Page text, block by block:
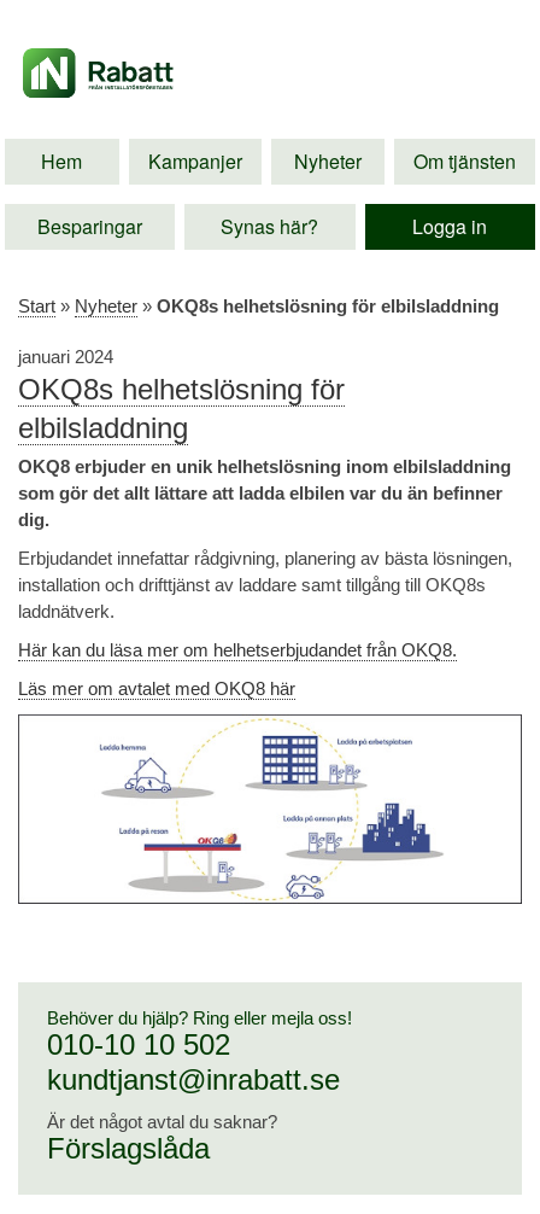
Hem Kampanjer Nyheter Om tjänsten
Besparingar Synas här? Logga in
Start » Nyheter » OKQ8s helhetslösning för elbilsladdning
januari 2024
OKQ8s helhetslösning för
elbilsladdning
OKQ8 erbjuder en unik helhetslösning inom elbilsladdning
som gör det allt lättare att ladda elbilen var du än befinner
dig.
Erbjudandet innefattar rådgivning, planering av bästa lösningen,
installation och drifttjänst av laddare samt tillgång till OKQ8s
laddnätverk.
Här kan du läsa mer om helhetserbjudandet från OKQ8.
Läs mer om avtalet med OKQ8 här
Behöver du hjälp? Ring eller mejla oss!
010-10 10 502
kundtjanst@inrabatt.se
Är det något avtal du saknar?
Förslagslåda